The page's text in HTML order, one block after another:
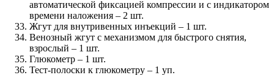
автоматической фиксацией компрессии и с индикатором
времени наложения – 2 шт.
Жгут для внутривенных инъекций – 1 шт.
Венозный жгут с механизмом для быстрого снятия,
взрослый – 1 шт.
Глюкометр – 1 шт.
Тест-полоски к глюкометру – 1 уп.